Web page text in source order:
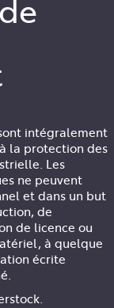
intégralement
la protection des
Les
ne peuvent
et dans un but
de
de licence ou
à quelque
écrite